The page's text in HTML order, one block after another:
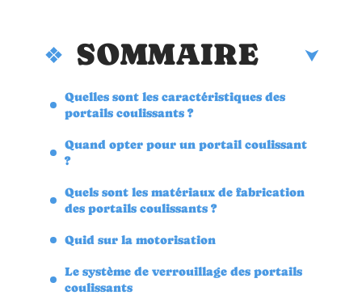
SOMMAIRE
Quelles sont les caractéristiques des
portails coulissants ?
Quand opter pour un portail coulissant
?
Quels sont les matériaux de fabrication
des portails coulissants ?
Quid sur la motorisation
Le système de verrouillage des portails
coulissants